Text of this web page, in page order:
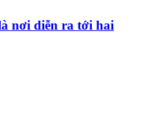
nơi diễn ra tới hai